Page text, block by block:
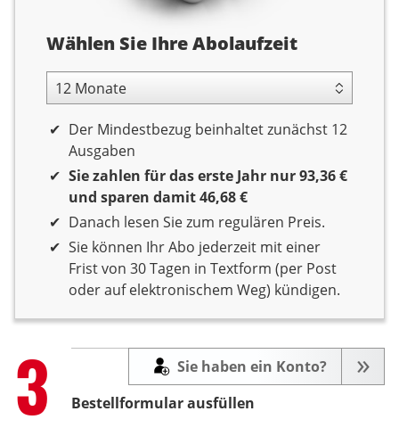
Abolaufzeit
Wählen Sie Ihre Abolaufzeit
12 Monate Laufzeit
Der Mindestbezug beinhaltet zunächst 12
Ausgaben
Sie zahlen für das erste Jahr nur 93,36 €
und sparen damit 46,68 €
Danach lesen Sie zum regulären Preis.
Sie können Ihr Abo jederzeit mit einer
Frist von 30 Tagen in Textform (per Post
oder auf elektronischem Weg) kündigen.
Step
3 Bestellformular ausfüllen
Sie haben ein Konto?